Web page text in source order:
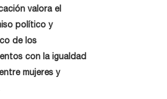
valora el
político y
de los
con la igualdad
mujeres y